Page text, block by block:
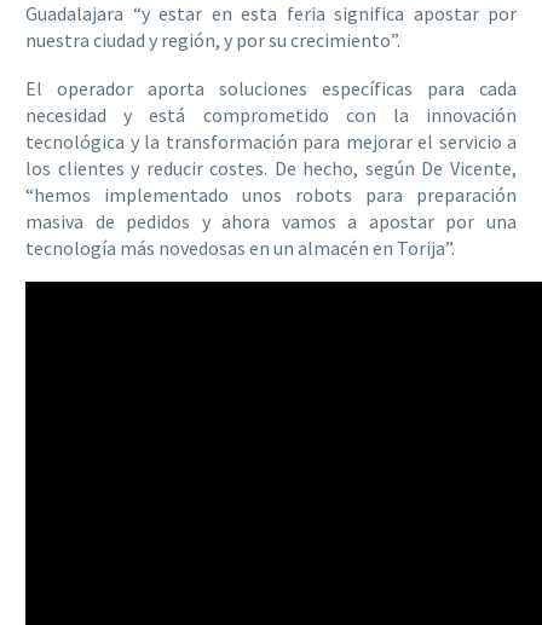
Guadalajara “y estar en esta feria significa apostar por
nuestra ciudad y región, y por su crecimiento”.
El operador aporta soluciones específicas para cada
necesidad y está comprometido con la innovación
tecnológica y la transformación para mejorar el servicio a
los clientes y reducir costes. De hecho, según De Vicente,
“hemos implementado unos robots para preparación
masiva de pedidos y ahora vamos a apostar por una
tecnología más novedosas en un almacén en Torija”.